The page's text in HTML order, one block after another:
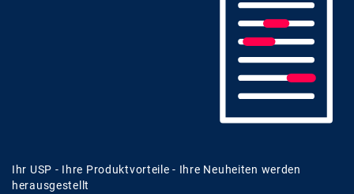
Ihr USP - Ihre Produktvorteile - Ihre Neuheiten werden
herausgestellt